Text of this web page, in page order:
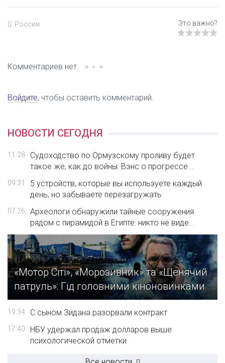
Россия
Комментариев нет.
Войдите, чтобы оставить комментарий.
НОВОСТИ СЕГОДНЯ
11:28
Судоходство по Ормузскому проливу будет
такое же, как до войны: Вэнс о прогрессе...
09:31
5 устройств, которые вы используете каждый
день, но забываете перезагружать
07:26
Археологи обнаружили тайные сооружения
рядом с пирамидой в Египте: никто не виде...
«Мотор Сіті», «Морозивник» та «Щенячий
патруль»: Гід головними кіноновинками
19:34 С сыном Зидана разорвали контракт
17:40
НБУ удержал продаж долларов выше
психологической отметки